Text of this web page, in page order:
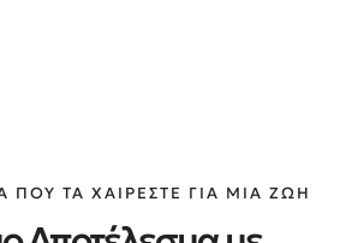
ΠΟΥ ΤΑ ΧΑΙΡΕΣΤΕ ΓΙΑ ΜΙΑ ΖΩΗ